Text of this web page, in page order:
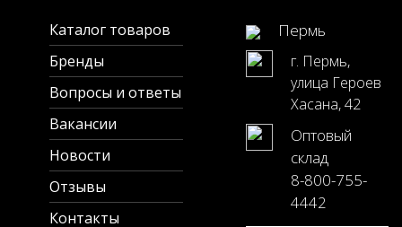
Каталог товаров
Бренды
Вопросы и ответы
Вакансии
Новости
Отзывы
Контакты
Пермь
г. Пермь,
улица Героев
Хасана, 42
Оптовый
склад
8-800-755-
4442